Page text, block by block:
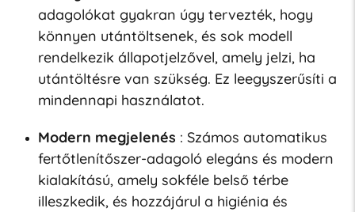
adagolókat gyakran úgy tervezték, hogy
könnyen utántöltsenek, és sok modell
rendelkezik állapotjelzővel, amely jelzi, ha
utántöltésre van szükség. Ez leegyszerűsíti a
mindennapi használatot.
Modern megjelenés : Számos automatikus
fertőtlenítőszer-adagoló elegáns és modern
kialakítású, amely sokféle belső térbe
illeszkedik, és hozzájárul a higiénia és